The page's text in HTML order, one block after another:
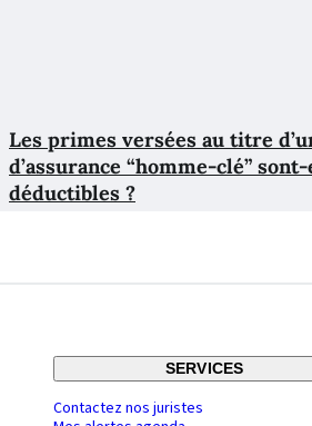
Les primes versées au titre
d’assurance “homme-clé”
déductibles ?
SERVICES
Contactez nos juristes